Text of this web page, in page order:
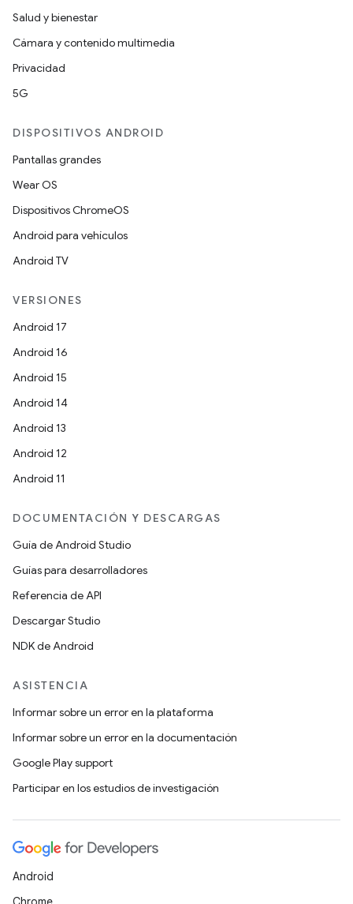
Salud y bienestar
Cámara y contenido multimedia
Privacidad
5G
DISPOSITIVOS ANDROID
Pantallas grandes
Wear OS
Dispositivos ChromeOS
Android para vehículos
Android TV
VERSIONES
Android 17
Android 16
Android 15
Android 14
Android 13
Android 12
Android 11
DOCUMENTACIÓN Y DESCARGAS
Guía de Android Studio
Guías para desarrolladores
Referencia de API
Descargar Studio
NDK de Android
ASISTENCIA
Informar sobre un error en la plataforma
Informar sobre un error en la documentación
Google Play support
Participar en los estudios de investigación
Android